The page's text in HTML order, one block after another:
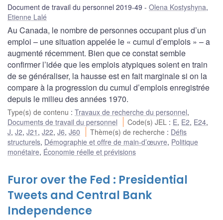
Document de travail du personnel 2019-49 Olena Kostyshyna,
Etienne Lalé
Au Canada, le nombre de personnes occupant plus d’un
emploi – une situation appelée le « cumul d’emplois » – a
augmenté récemment. Bien que ce constat semble
confirmer l’idée que les emplois atypiques soient en train
de se généraliser, la hausse est en fait marginale si on la
compare à la progression du cumul d’emplois enregistrée
depuis le milieu des années 1970.
Type(s) de contenu : Travaux de recherche du personnel,
Documents de travail du personnel
Code(s) JEL : E, E2, E24,
J, J2, J21 , J22, J6, J60 Thème(s) de recherche : Défis
structurels, Démographie et offre de main-d’œuvre, Politique
monétaire, Économie réelle et prévisions
Furor over the Fed : Presidential
Tweets and Central Bank
Independence